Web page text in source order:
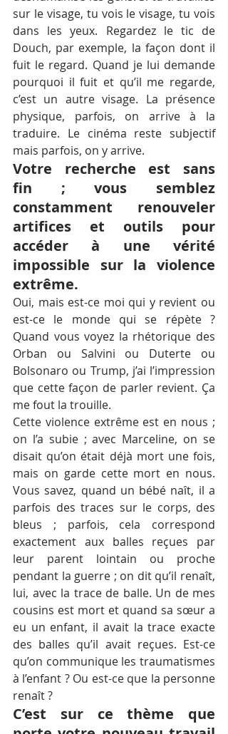
sur le visage, tu vois le visage, tu vois
dans les yeux. Regardez le tic de
Douch, par exemple, la façon dont il
fuit le regard. Quand je lui demande
pourquoi il fuit et qu’il me regarde,
c’est un autre visage. La présence
physique, parfois, on arrive à la
traduire. Le cinéma reste subjectif
mais parfois, on y arrive.
Votre recherche est sans
fin ; vous semblez
constamment renouveler
artifices et outils pour
accéder à une vérité
impossible sur la violence
extrême.
Oui, mais est-ce moi qui y revient ou
est-ce le monde qui se répète ?
Quand vous voyez la rhétorique des
Orban ou Salvini ou Duterte ou
Bolsonaro ou Trump, j’ai l’impression
que cette façon de parler revient. Ça
me fout la trouille.
Cette violence extrême est en nous ;
on l’a subie ; avec Marceline, on se
disait qu’on était déjà mort une fois,
mais on garde cette mort en nous.
Vous savez, quand un bébé naît, il a
parfois des traces sur le corps, des
bleus ; parfois, cela correspond
exactement aux balles reçues par
leur parent lointain ou proche
pendant la guerre ; on dit qu’il renaît,
lui, avec la trace de balle. Un de mes
cousins est mort et quand sa sœur a
eu un enfant, il avait la trace exacte
des balles qu’il avait reçues. Est-ce
qu’on communique les traumatismes
à l’enfant ? Ou est-ce que la personne
renaît ?
C’est sur ce thème que